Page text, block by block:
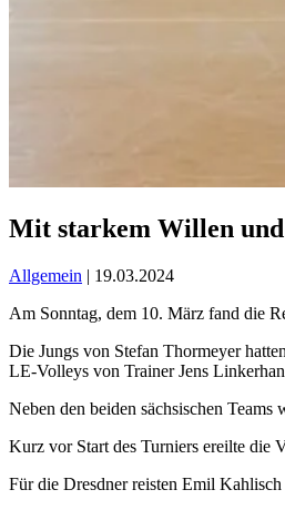
Mit starkem Willen und
Allgemein | 19.03.2024
Am Sonntag, dem 10. März fand die
Die Jungs von Stefan Thormeyer
LE-Volleys von Trainer Jens
Neben den beiden sächsischen
Kurz vor Start des Turniers ereilte die
Für die Dresdner reisten Emil